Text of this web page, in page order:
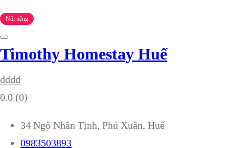
Nổi tiếng
Timothy Homestay Huế
₫₫₫₫
0.0 (0)
34 Ngô Nhân Tịnh, Phú Xuân, Huế
0983503893